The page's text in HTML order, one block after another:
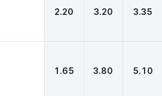
2.20 3.20 3.35
1.65 3.80 5.10